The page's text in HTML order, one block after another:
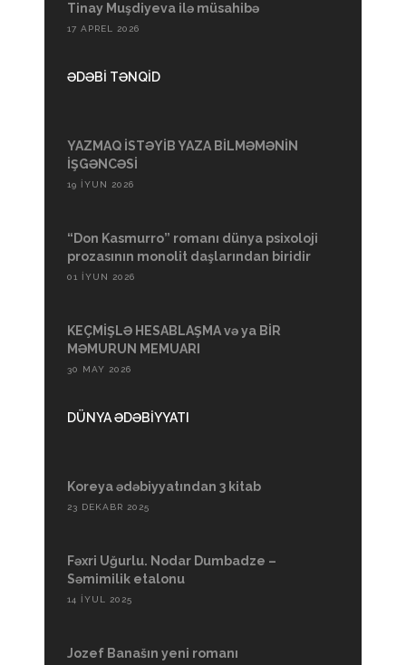
Tinay Muşdiyeva ilə müsahibə
17 APREL 2026
ƏDƏBİ TƏNQİD
YAZMAQ İSTƏYİB YAZA BİLMƏMƏNİN
İŞGƏNCƏSİ
19 İYUN 2026
“Don Kasmurro” romanı dünya psixoloji
prozasının monolit daşlarından biridir
01 İYUN 2026
KEÇMİŞLƏ HESABLAŞMA və ya BİR
MƏMURUN MEMUARI
30 MAY 2026
DÜNYA ƏDƏBİYYATI
Koreya ədəbiyyatından 3 kitab
23 DEKABR 2025
Fəxri Uğurlu. Nodar Dumbadze –
Səmimilik etalonu
14 İYUL 2025
Jozef Banašın yeni romanı